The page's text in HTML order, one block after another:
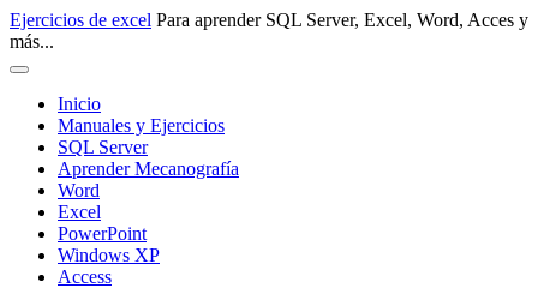
Pasar
al
contenido
Ejercicios de excel Para aprender SQL Server, Excel, Word, Acces y
más...
Inicio
Manuales y Ejercicios
SQL Server
Aprender Mecanografía
Word
Excel
PowerPoint
Windows XP
Access